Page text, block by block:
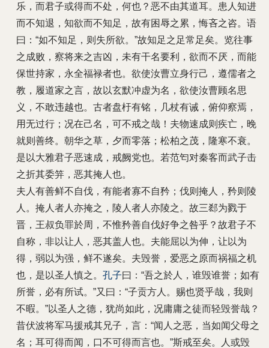
乐，而君子或得而不处，何也？恶不由其道耳。患人知进
而不知退，知欲而不知足，故有困辱之累，悔吝之咨。语
曰：“如不知足，则失所欲。”故知足之足常足矣。览往事
之成败，察将来之吉凶，未有干名要利，欲而不厌，而能
保世持家，永全福禄者也。欲使汝曹立身行己，遵儒者之
教，履道家之言，故以玄默冲虚为名，欲使汝曹顾名思
义，不敢违越也。古者盘杅有铭，几杖有诫，俯仰察焉，
用无过行；况在己名，可不戒之哉！夫物速成则疾亡，晚
就则善终。朝华之草，夕而零落；松柏之茂，隆寒不衰。
是以大雅君子恶速成，戒阙党也。若范匄对秦客而武子击
之折其委笄，恶其掩人也。
夫人有善鲜不自伐，有能者寡不自矜；伐则掩人，矜则陵
人。掩人者人亦掩之，陵人者人亦陵之。故三郄为戮于
晋，王叔负罪於周，不惟矜善自伐好争之咎乎？故君子不
自称，非以让人，恶其盖人也。夫能屈以为伸，让以为
得，弱以为强，鲜不遂矣。夫毁誉，爱恶之原而祸福之机
也，是以圣人慎之。 孔子曰：“吾之於人，谁毁谁誉；如有
所誉，必有所试。”又曰：“子贡方人。赐也贤乎哉，我则
不暇。”以圣人之德，犹尚如此，况庸庸之徒而轻毁誉哉？
昔伏波将军马援戒其兄子，言：“闻人之恶，当如闻父母之
名；耳可得而闻，口不可得而言也。”斯戒至矣。人或毁